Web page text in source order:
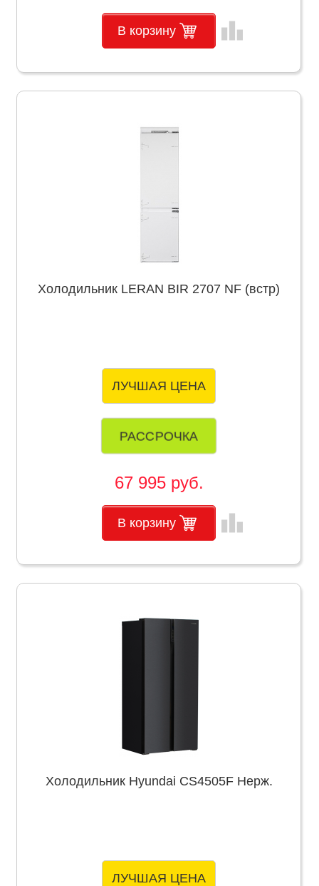
В корзину leaderboard
Холодильник LERAN BIR 2707 NF (встр)
ЛУЧШАЯ ЦЕНА
РАССРОЧКА
67 995 руб.
В корзину leaderboard
Холодильник Hyundai CS4505F Нерж.
ЛУЧШАЯ ЦЕНА